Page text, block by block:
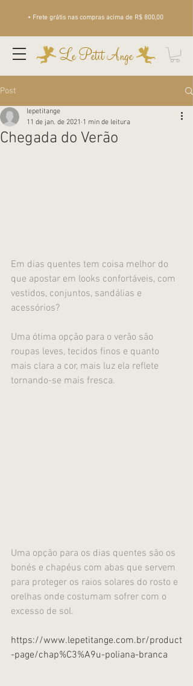
• Frete grátis nas compras acima de R$ 800,00
Le Petit Ange
Post
Chegada do Verão
lepetitange
11 de jan. de 2021 1 min de leitura
Em dias quentes tem coisa melhor do
que apostar em looks confortáveis, com
vestidos, conjuntos, sandálias e
acessórios?
Uma ótima opção para o verão são
roupas leves, tecidos finos e quanto
mais clara a cor, mais luz ela reflete
tornando-se mais fresca.
Uma opção para os dias quentes são os
bonés e chapéus com abas que servem
para proteger os raios solares do rosto e
orelhas onde costumam sofrer com o
excesso de sol.
https://www.lepetitange.com.br/product
-page/chap%C3%A9u-poliana-branca